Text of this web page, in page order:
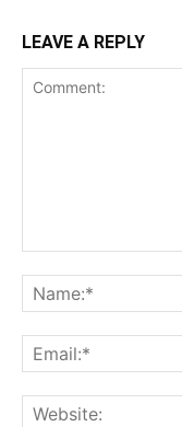
LEAVE A REPLY